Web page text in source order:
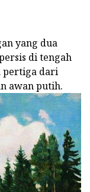
yang dua
di tengah
pertiga dari
awan putih.